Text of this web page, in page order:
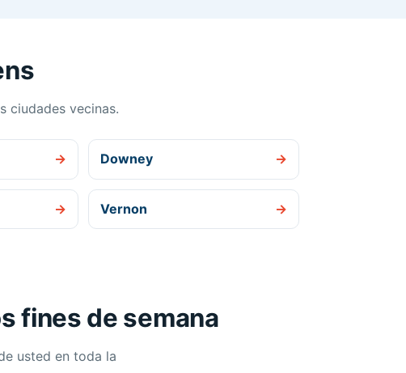
ciudades vecinas.
→ Downey →
→ Vernon →
fines de semana
usted en toda la